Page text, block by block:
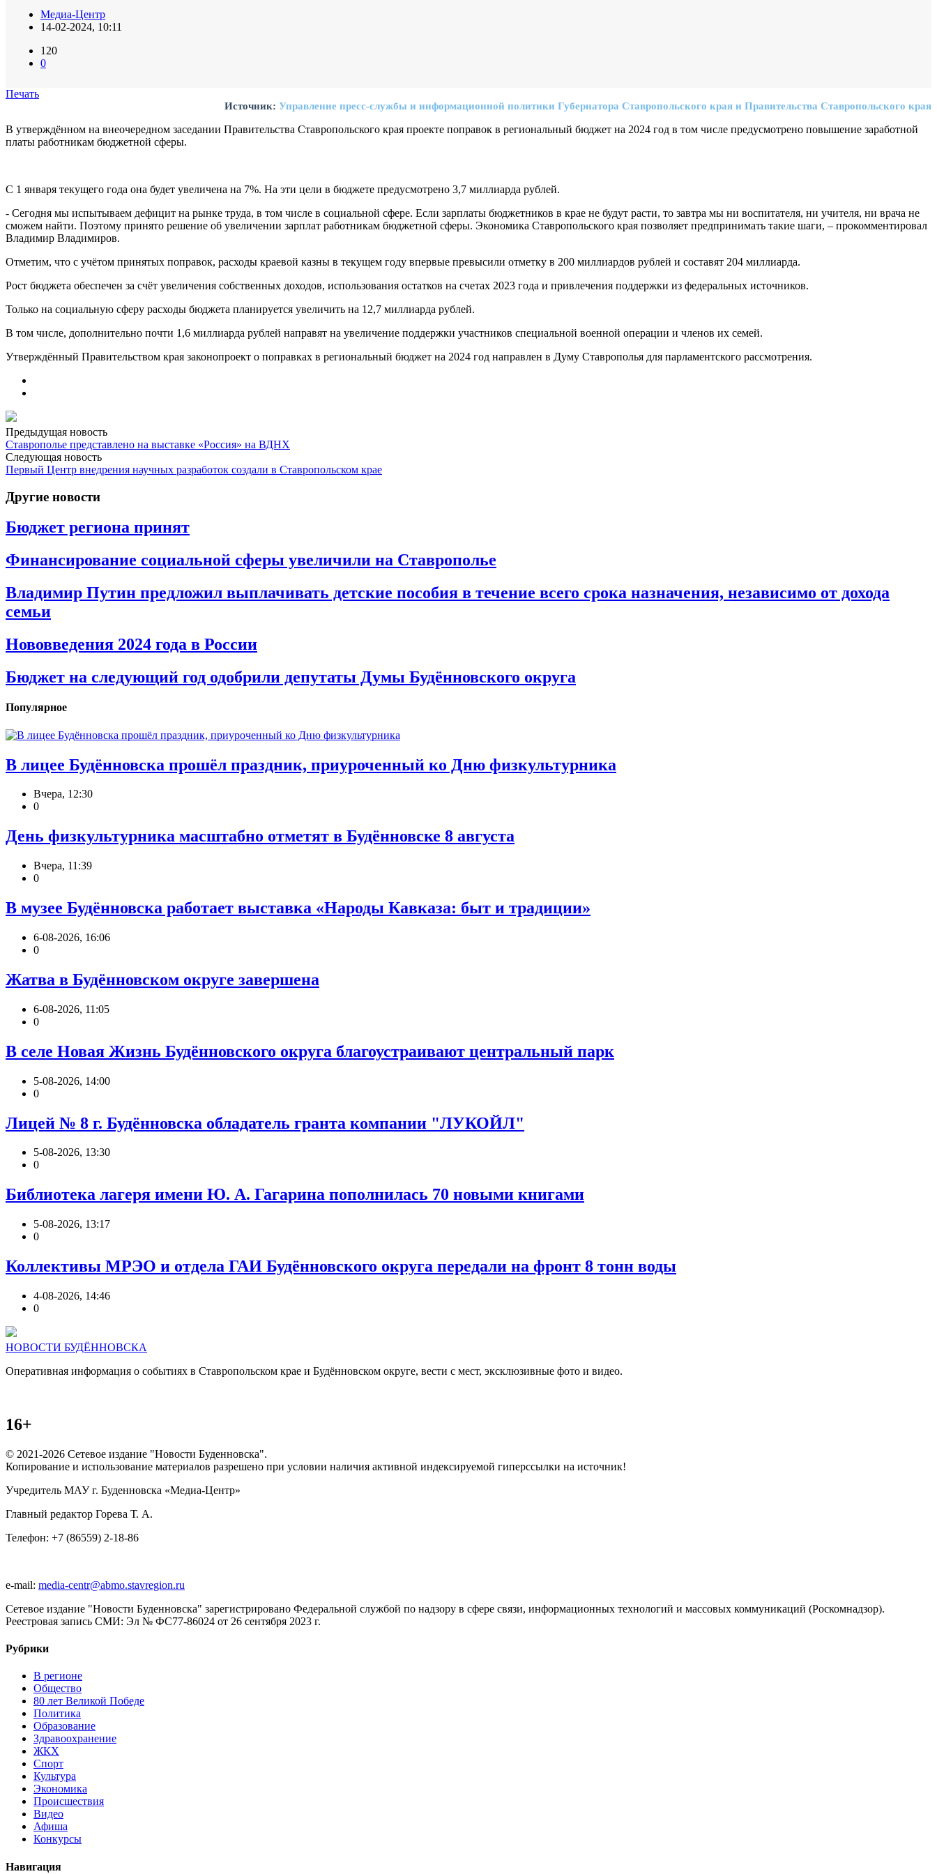
Медиа-Центр
14-02-2024, 10:11
120
0
Печать
Источник: Управление пресс-службы и информационной политики Губернатора Ставропольского края и Правительства Ставропольского края
В утверждённом на внеочередном заседании Правительства Ставропольского края проекте поправок в региональный бюджет на 2024 год в том числе предусмотрено повышение заработной
платы работникам бюджетной сферы.
С 1 января текущего года она будет увеличена на 7%. На эти цели в бюджете предусмотрено 3,7 миллиарда рублей.
- Сегодня мы испытываем дефицит на рынке труда, в том числе в социальной сфере. Если зарплаты бюджетников в крае не будут расти, то завтра мы ни воспитателя, ни учителя, ни врача не
сможем найти. Поэтому принято решение об увеличении зарплат работникам бюджетной сферы. Экономика Ставропольского края позволяет предпринимать такие шаги, – прокомментировал
Владимир Владимиров.
Отметим, что с учётом принятых поправок, расходы краевой казны в текущем году впервые превысили отметку в 200 миллиардов рублей и составят 204 миллиарда.
Рост бюджета обеспечен за счёт увеличения собственных доходов, использования остатков на счетах 2023 года и привлечения поддержки из федеральных источников.
Только на социальную сферу расходы бюджета планируется увеличить на 12,7 миллиарда рублей.
В том числе, дополнительно почти 1,6 миллиарда рублей направят на увеличение поддержки участников специальной военной операции и членов их семей.
Утверждённый Правительством края законопроект о поправках в региональный бюджет на 2024 год направлен в Думу Ставрополья для парламентского рассмотрения.
Предыдущая новость
Ставрополье представлено на выставке «Россия» на ВДНХ
Следующая новость
Первый Центр внедрения научных разработок создали в Ставропольском крае
Другие новости
Бюджет региона принят
Финансирование социальной сферы увеличили на Ставрополье
Владимир Путин предложил выплачивать детские пособия в течение всего срока назначения, независимо от дохода
семьи
Нововведения 2024 года в России
Бюджет на следующий год одобрили депутаты Думы Будённовского округа
Популярное
В лицее Будённовска прошёл праздник, приуроченный ко Дню физкультурника
Вчера, 12:30
0
День физкультурника масштабно отметят в Будённовске 8 августа
Вчера, 11:39
0
В музее Будённовска работает выставка «Народы Кавказа: быт и традиции»
6-08-2026, 16:06
0
Жатва в Будённовском округе завершена
6-08-2026, 11:05
0
В селе Новая Жизнь Будённовского округа благоустраивают центральный парк
5-08-2026, 14:00
0
Лицей № 8 г. Будëнновска обладатель гранта компании "ЛУКОЙЛ"
5-08-2026, 13:30
0
Библиотека лагеря имени Ю. А. Гагарина пополнилась 70 новыми книгами
5-08-2026, 13:17
0
Коллективы МРЭО и отдела ГАИ Будённовского округа передали на фронт 8 тонн воды
4-08-2026, 14:46
0
НОВОСТИ БУДЁННОВСКА
Оперативная информация о событиях в Ставропольском крае и Будённовском округе, вести с мест, эксклюзивные фото и видео.
16+
© 2021-2026 Сетевое издание "Новости Буденновска".
Копирование и использование материалов разрешено при условии наличия активной индексируемой гиперссылки на источник!
Учредитель МАУ г. Буденновска «Медиа-Центр»
Главный редактор Горева Т. А.
Телефон: +7 (86559) 2-18-86
e-mail: media-centr@abmo.stavregion.ru
Сетевое издание "Новости Буденновска" зарегистрировано Федеральной службой по надзору в сфере связи, информационных технологий и массовых коммуникаций (Роскомнадзор).
Реестровая запись СМИ: Эл № ФС77-86024 от 26 сентября 2023 г.
Рубрики
В регионе
Общество
80 лет Великой Победе
Политика
Образование
Здравоохранение
ЖКХ
Спорт
Культура
Экономика
Происшествия
Видео
Афиша
Конкурсы
Навигация